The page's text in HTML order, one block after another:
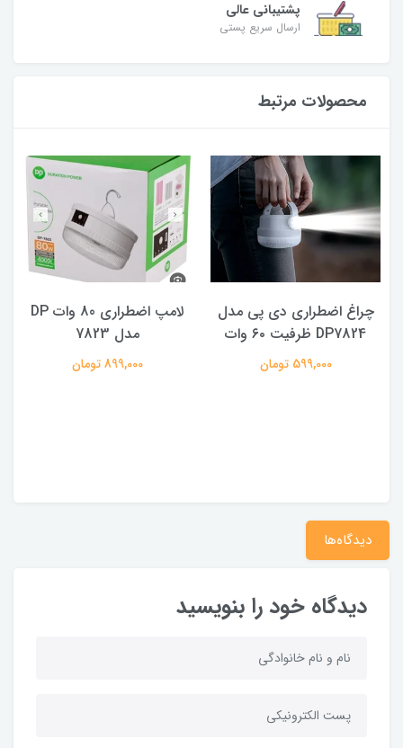
پشتیبانی عالی
ارسال سریع پستی
محصولات مرتبط
چراغ اضطراری دی پی مدل
DP7824 ظرفیت ۶۰ وات
599,000 تومان
لامپ اضطراری 80 وات DP
مدل 7823
899,000 تومان
دیدگاه‌ها
دیدگاه خود را بنویسید